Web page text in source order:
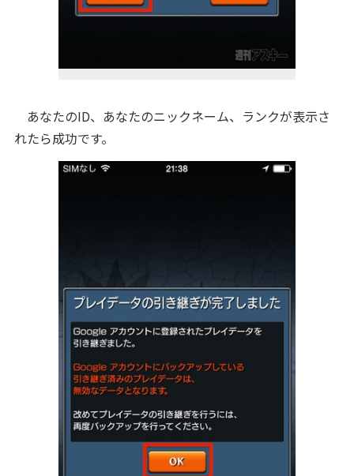
あなたのID、あなたのニックネーム、ランクが表示さ
れたら成功です。